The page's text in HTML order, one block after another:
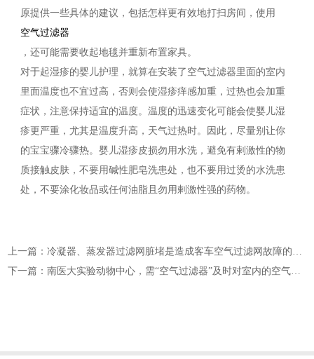
原提供一些具体的建议，包括怎样更有效地打扫房间，使用
空气过滤器
，还可能需要收起地毯并重新布置家具。
对于起湿疹的婴儿护理，就算在安装了空气过滤器里面的室内
里面温度也不宜过高，否则会使湿疹痒感加重，过热也会加重
症状，注意保持适宜的温度。温度的迅速变化可能会使婴儿湿
疹更严重，尤其是温度升高，天气过热时。因此，尽量别让你
的宝宝骤冷骤热。婴儿湿疹皮损勿用水洗，避免有剌激性的物
质接触皮肤，不要用碱性肥皂洗患处，也不要用过烫的水洗患
处，不要涂化妆品或任何油脂且勿用剌激性强的药物。
上一篇：冷凝器、蒸发器过滤网脏堵是造成客车空气过滤网故障的主要原因
下一篇：南医大实验动物中心，需“空气过滤器”及时对室内的空气进行更换和消毒